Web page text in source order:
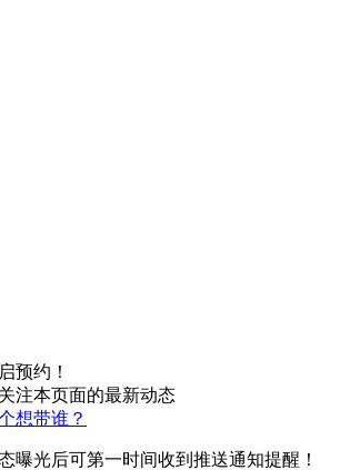
预约！
注本页面的最新动态
想带谁？
曝光后可第一时间收到推送通知提醒！